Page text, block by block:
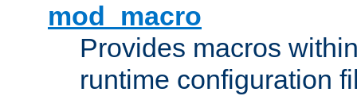
mod_macro
Provides macros
runtime configuration